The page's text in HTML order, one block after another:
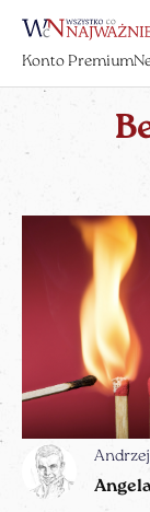
Konto Premium